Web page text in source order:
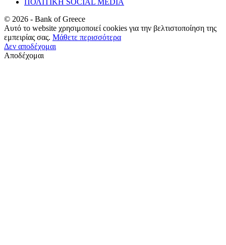
© 2026 - Bank of Greece
Αυτό το website χρησιμοποιεί cookies για την βελτιστοποίηση της
εμπειρίας σας. Μάθετε περισσότερα
Δεν αποδέχομαι
Αποδέχομαι